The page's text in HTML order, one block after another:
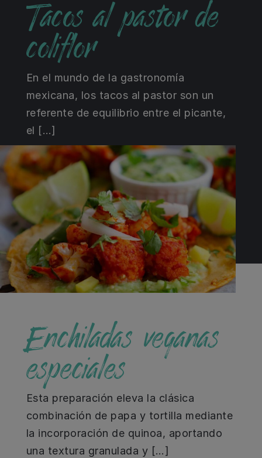
Tacos al pastor de
coliflor
En el mundo de la gastronomía
mexicana, los tacos al pastor son un
referente de equilibrio entre el picante,
el […]
Enchiladas veganas
especiales
Esta preparación eleva la clásica
combinación de papa y tortilla mediante
la incorporación de quinoa, aportando
una textura granulada y […]